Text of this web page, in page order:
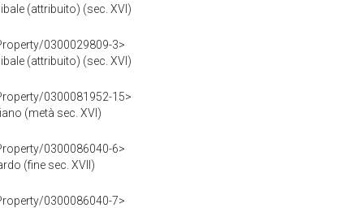
(attribuito) (sec. XVI)
0300029809-3>
(attribuito) (sec. XVI)
0300081952-15>
(metà sec. XVI)
0300086040-6>
(fine sec. XVII)
0300086040-7>